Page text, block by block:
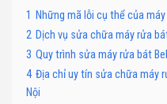
1 Những mã lỗi cụ thể của
2 Dịch vụ sửa chữa máy rửa
3 Quy trình sửa máy rửa bát
4 Địa chỉ uy tín sửa chữa máy
Nội